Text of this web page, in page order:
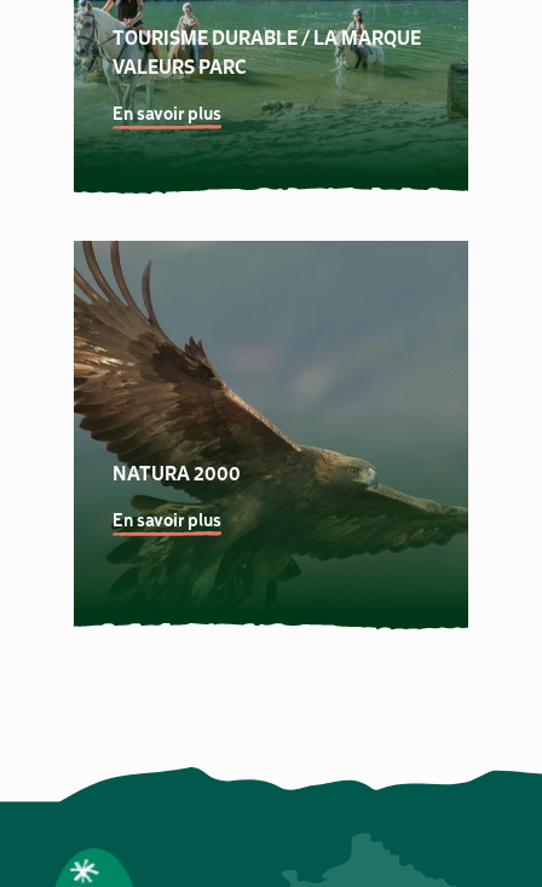
TOURISME DURABLE / LA MARQUE
VALEURS PARC
En savoir plus
NATURA 2000
En savoir plus